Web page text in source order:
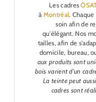
Les cadres
à Montréal.
soin afin de
qu'élégant. Nos
tailles, afin de
domicile, bureau,
aux produits sont
bois varient d'un
La teinte peut
cadres sont